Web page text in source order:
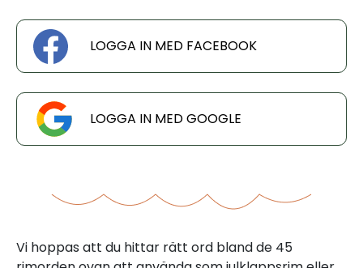
LOGGA IN MED FACEBOOK
LOGGA IN MED GOOGLE
Vi hoppas att du hittar rätt ord bland de 45